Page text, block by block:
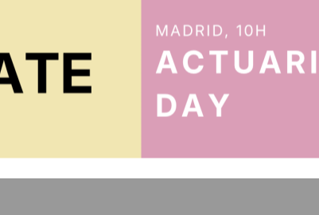
6 de julio de 2026
El Instituto de Actuarios de España ha
realizado una aportación económica de 4.500
euros a tres organizaciones de reconocida